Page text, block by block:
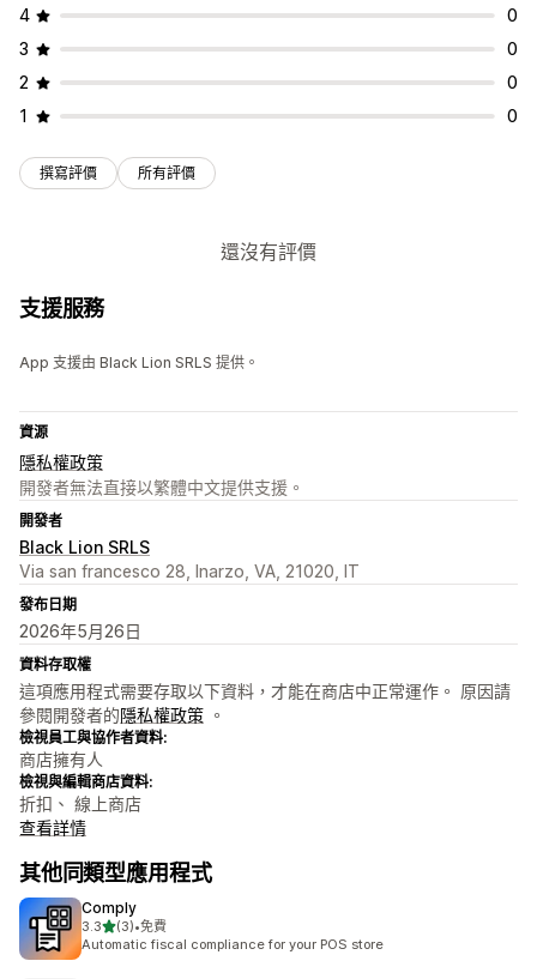
4
0
3
0
2
0
1
0
撰寫評價 所有評價
還沒有評價
支援服務
App 支援由 Black Lion SRLS 提供。
資源
隱私權政策
開發者無法直接以繁體中文提供支援。
開發者
Black Lion SRLS
Via san francesco 28, Inarzo, VA, 21020, IT
發布日期
2026年5月26日
資料存取權
這項應用程式需要存取以下資料，才能在商店中正常運作。 原因請
參閱開發者的隱私權政策 。
檢視員工與協作者資料:
商店擁有人
檢視與編輯商店資料:
折扣、 線上商店
查看詳情
其他同類型應用程式
Comply
3.3滿分 5 顆星
(3)
共有 3 則評價
•免費
Automatic fiscal compliance for your POS store